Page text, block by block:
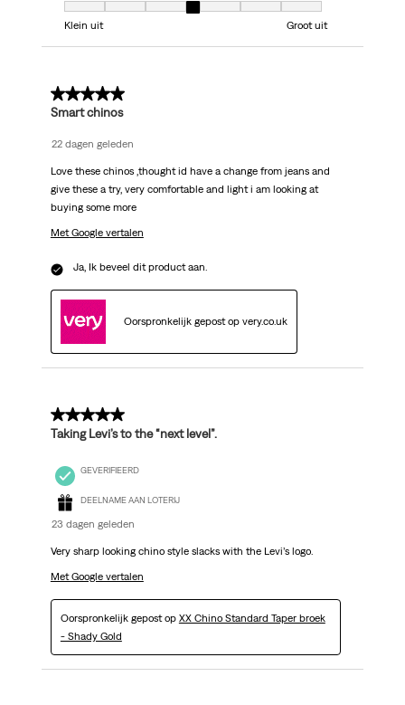
Model, 4 van 7, waarbij 1 gelijk is aan Klein uit en 7 gelijk is aan Groot uit
Klein uit
Groot uit
5 van 5 sterren.
Smart chinos
22 dagen geleden
Love these chinos ,thought id have a change from jeans and
give these a try, very comfortable and light i am looking at
buying some more
Met Google vertalen
Ja, Ik beveel dit product aan.
Oorspronkelijk gepost op very.co.uk
5 van 5 sterren.
Taking Levi’s to the “next level”.
GEVERIFIEERD
DEELNAME AAN LOTERIJ
23 dagen geleden
Very sharp looking chino style slacks with the Levi’s logo.
Met Google vertalen
Oorspronkelijk gepost op XX Chino Standard Taper broek
- Shady Gold